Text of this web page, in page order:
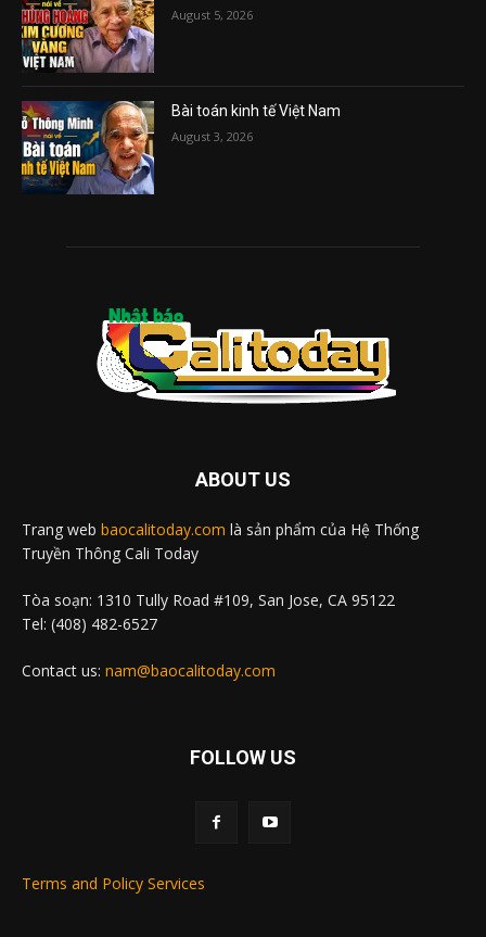
August 5, 2026
Bài toán kinh tế Việt Nam
August 3, 2026
ABOUT US
Trang web baocalitoday.com là sản phẩm của Hệ Thống
Truyền Thông Cali Today
Tòa soạn: 1310 Tully Road #109, San Jose, CA 95122
Tel: (408) 482-6527
Contact us: nam@baocalitoday.com
FOLLOW US
Terms and Policy Services